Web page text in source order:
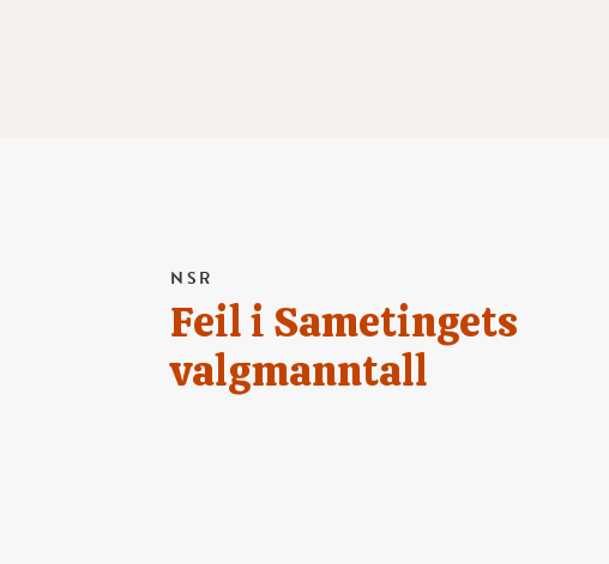
NSR
Feil i Sametingets
valgmanntall